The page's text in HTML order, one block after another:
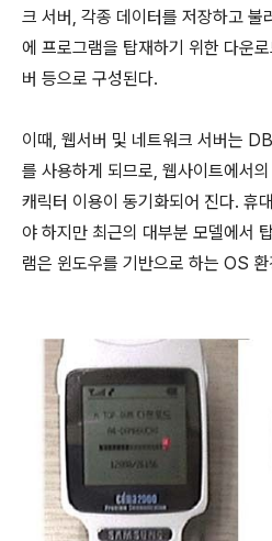
크 서버, 각종 데이터를 저장하고
에 프로그램을 탑재하기 위한 다운
버 등으로 구성된다.
이때, 웹서버 및 네트워크 서버는
를 사용하게 되므로, 웹사이트에서
캐릭터 이용이 동기화되어 진다. 휴
야 하지만 최근의 대부분 모델에서
램은 윈도우를 기반으로 하는 OS